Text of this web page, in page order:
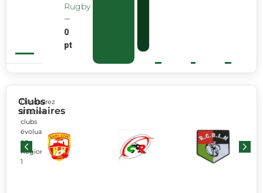
Rugby
—
0
pt
Clubs
similaires
Découvrez
d’autres
clubs
évoluant
en
Régionale
1